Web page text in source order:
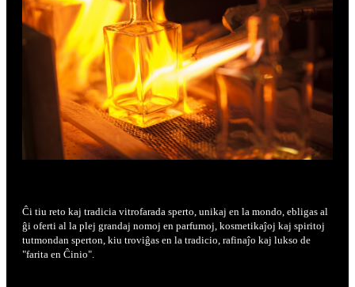
Ĉi tiu reto kaj tradicia vitrofarada sperto, unikaj en la mondo, ebligas al
ĝi oferti al la plej grandaj nomoj en parfumoj, kosmetikaĵoj kaj spiritoj
tutmondan sperton, kiu troviĝas en la tradicio, rafinaĵo kaj lukso de
"farita en Ĉinio".